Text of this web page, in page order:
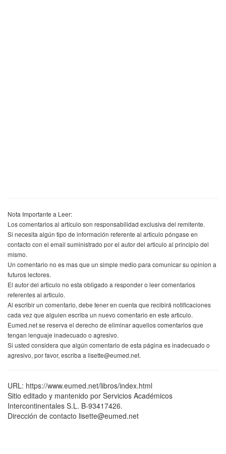
Nota Importante a Leer:
Los comentarios al artículo son responsabilidad exclusiva del remitente.
Si necesita algún tipo de información referente al articulo póngase en
contacto con el email suministrado por el autor del articulo al principio del
mismo.
Un comentario no es mas que un simple medio para comunicar su opinion a
futuros lectores.
El autor del articulo no esta obligado a responder o leer comentarios
referentes al articulo.
Al escribir un comentario, debe tener en cuenta que recibirá notificaciones
cada vez que alguien escriba un nuevo comentario en este articulo.
Eumed.net se reserva el derecho de eliminar aquellos comentarios que
tengan lenguaje inadecuado o agresivo.
Si usted considera que algún comentario de esta página es inadecuado o
agresivo, por favor, escriba a lisette@eumed.net.
URL: https://www.eumed.net/libros/index.html
Sitio editado y mantenido por Servicios Académicos
Intercontinentales S.L. B-93417426.
Dirección de contacto lisette@eumed.net